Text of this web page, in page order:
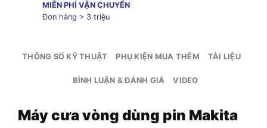
MIỄN PHÍ VẬN CHUYỂN
Đơn hàng > 3 triệu
THÔNG SỐ KỸ THUẬT PHỤ KIỆN MUA THÊM TÀI LIỆU
BÌNH LUẬN & ĐÁNH GIÁ VIDEO
Máy cưa vòng dùng pin Makita